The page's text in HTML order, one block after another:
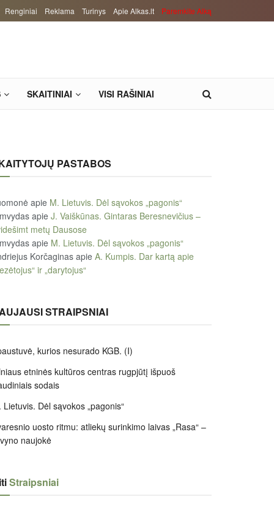
Renginiai Reklama Turinys Apie Alkas.lt Paremkite Alką
SKAITINIAI VISI RAŠINIAI
PASTABOS
apie M. Lietuvis. Dėl sąvokos „pagonis“
apie J. Vaiškūnas. Gintaras Beresnevičius –
metų Dausose
apie M. Lietuvis. Dėl sąvokos „pagonis“
Korčaginas apie A. Kumpis. Dar kartą apie
ir „darytojus“
STRAIPSNIAI
kurios nesurado KGB. (I)
etninės kultūros centras rugpjūtį išpuoš
sodais
Lietuvis. Dėl sąvokos „pagonis“
uosto ritmu: atliekų surinkimo laivas „Rasa“ –
naujokė
Straipsniai